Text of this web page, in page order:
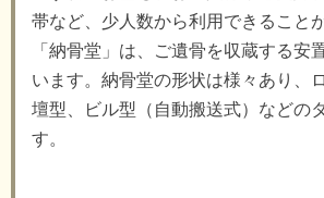
帯など、少人数から利用できること
「納骨堂」は、ご遺骨を収蔵する安
います。納骨堂の形状は様々あり、
壇型、ビル型（自動搬送式）などの
す。